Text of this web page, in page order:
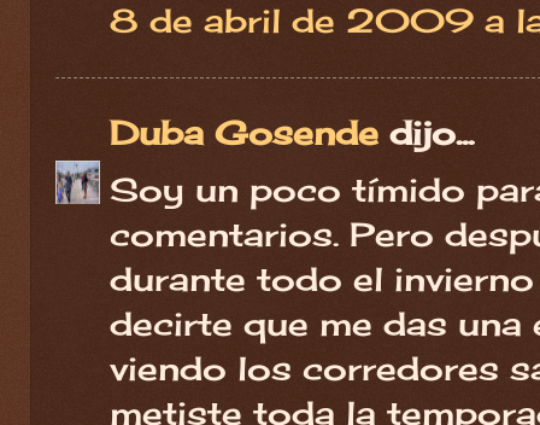
8 de abril de 2009 a
Duba Gosende dijo...
Soy un poco tímido
comentarios. Pero
durante todo el
decirte que me das una
viendo los corredores
metiste toda la